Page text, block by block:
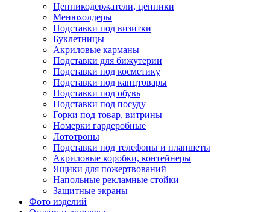
Ценникодержатели, ценники
Менюхолдеры
Подставки под визитки
Буклетницы
Акриловые карманы
Подставки для бижутерии
Подставки под косметику
Подставки под канцтовары
Подставки под обувь
Подставки под посуду
Горки под товар, витрины
Номерки гардеробные
Лототроны
Подставки под телефоны и планшеты
Акриловые коробки, контейнеры
Ящики для пожертвований
Напольные рекламные стойки
Защитные экраны
Фото изделий